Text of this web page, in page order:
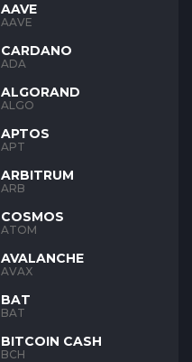
AAVE
AAVE
CARDANO
ADA
ALGORAND
ALGO
APTOS
APT
ARBITRUM
ARB
COSMOS
ATOM
AVALANCHE
AVAX
BAT
BAT
BITCOIN CASH
BCH